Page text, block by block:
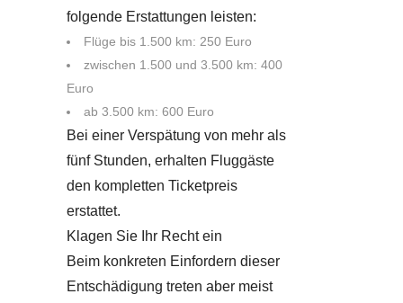
folgende Erstattungen leisten:
Flüge bis 1.500 km: 250 Euro
zwischen 1.500 und 3.500 km: 400
Euro
ab 3.500 km: 600 Euro
Bei einer Verspätung von mehr als
fünf Stunden, erhalten Fluggäste
den kompletten Ticketpreis
erstattet.
Klagen Sie Ihr Recht ein
Beim konkreten Einfordern dieser
Entschädigung treten aber meist